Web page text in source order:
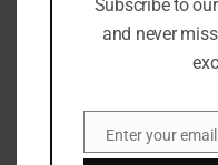
Subscribe to
and never
EmailEnter your